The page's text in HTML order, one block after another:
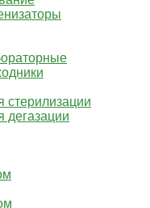
стерилизации
дегазации